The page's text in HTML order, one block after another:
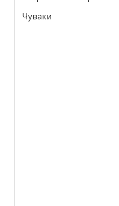
Чуваки